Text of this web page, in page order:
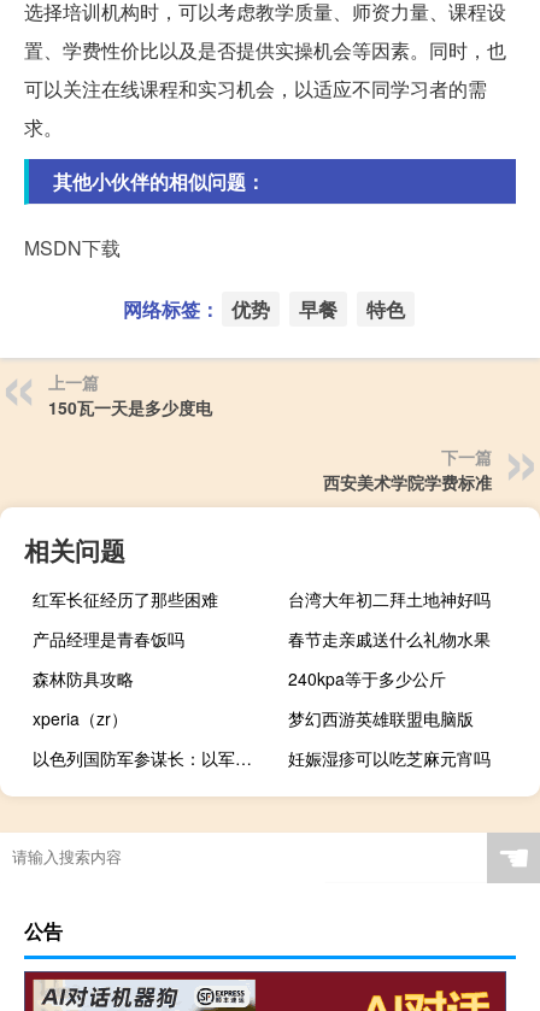
选择培训机构时，可以考虑教学质量、师资力量、课程设
置、学费性价比以及是否提供实操机会等因素。同时，也
可以关注在线课程和实习机会，以适应不同学习者的需
求。
其他小伙伴的相似问题：
MSDN下载
网络标签： 优势 早餐 特色
上一篇
150瓦一天是多少度电
下一篇
西安美术学院学费标准
相关问题
红军长征经历了那些困难
台湾大年初二拜土地神好吗
产品经理是青春饭吗
春节走亲戚送什么礼物水果
森林防具攻略
240kpa等于多少公斤
xperia（zr）
梦幻西游英雄联盟电脑版
以色列国防军参谋长：以军正从多个方向包围加沙城
妊娠湿疹可以吃芝麻元宵吗
☚
公告